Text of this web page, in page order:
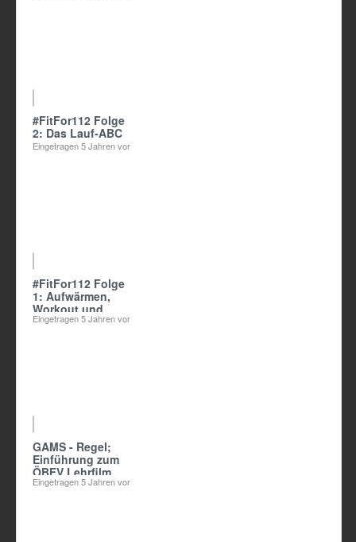
#FitFor112 Folge
2: Das Lauf-ABC
Eingetragen5 Jahren vor
#FitFor112 Folge
1: Aufwärmen,
Workout und
Dehnen
Eingetragen5 Jahren vor
GAMS - Regel;
Einführung zum
ÖBFV Lehrfilm
"Gefahren
Eingetragen5 Jahren vor